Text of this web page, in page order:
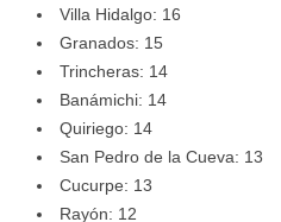
Villa Hidalgo: 16
Granados: 15
Trincheras: 14
Banámichi: 14
Quiriego: 14
San Pedro de la Cueva: 13
Cucurpe: 13
Rayón: 12